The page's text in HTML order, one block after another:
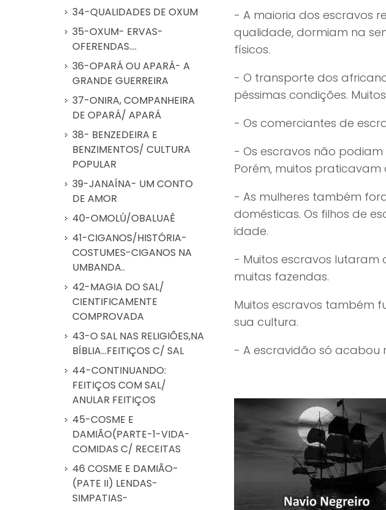
- A maioria dos escravos
qualidade, dormiam na
físicos.
- O transporte dos
péssimas condições.
- Os comerciantes de
- Os escravos não
Porém, muitos
- As mulheres também
domésticas. Os filhos de
idade.
- Muitos escravos lutaram
muitas fazendas.
Muitos escravos também
sua cultura.
- A escravidão só acabou
34-QUALIDADES DE OXUM
35-OXUM- ERVAS-
OFERENDAS....
36-OPARÁ OU APARÁ- A
GRANDE GUERREIRA
37-ONIRA, COMPANHEIRA
DE OPARÁ/ APARÁ
38- BENZEDEIRA E
BENZIMENTOS/ CULTURA
POPULAR
39-JANAÍNA- UM CONTO
DE AMOR
40-OMOLÚ/OBALUAÊ
41-CIGANOS/HISTÓRIA-
COSTUMES-CIGANOS NA
UMBANDA..
42-MAGIA DO SAL/
CIENTIFICAMENTE
COMPROVADA
43-O SAL NAS RELIGIÕES,NA
BÍBLIA...FEITIÇOS C/ SAL
44-CONTINUANDO:
FEITIÇOS COM SAL/
ANULAR FEITIÇOS
45-COSME E
DAMIÃO(PARTE-1-VIDA-
COMIDAS C/ RECEITAS
46 COSME E DAMIÃO-
(PATE II) LENDAS-
SIMPATIAS-